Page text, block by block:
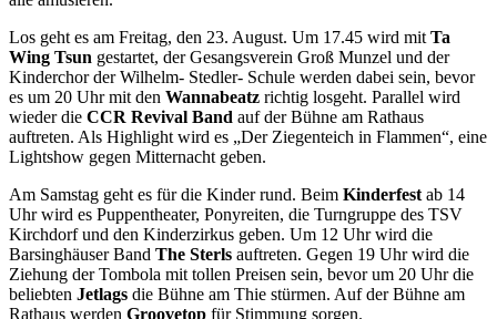
Los geht es am Freitag, den 23. August. Um 17.45 wird mit Ta
Wing Tsun gestartet, der Gesangsverein Groß Munzel und der
Kinderchor der Wilhelm- Stedler- Schule werden dabei sein, bevor
es um 20 Uhr mit den Wannabeatz richtig losgeht. Parallel wird
wieder die CCR Revival Band auf der Bühne am Rathaus
auftreten. Als Highlight wird es „Der Ziegenteich in Flammen“, eine
Lightshow gegen Mitternacht geben.
Am Samstag geht es für die Kinder rund. Beim Kinderfest ab 14
Uhr wird es Puppentheater, Ponyreiten, die Turngruppe des TSV
Kirchdorf und den Kinderzirkus geben. Um 12 Uhr wird die
Barsinghäuser Band The Sterls auftreten. Gegen 19 Uhr wird die
Ziehung der Tombola mit tollen Preisen sein, bevor um 20 Uhr die
beliebten Jetlags die Bühne am Thie stürmen. Auf der Bühne am
Rathaus werden Groovetop für Stimmung sorgen.